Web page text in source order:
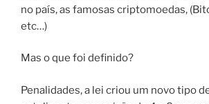
no país, as famosas criptomoedas,
etc…)
Mas o que foi definido?
Penalidades, a lei criou um novo tipo